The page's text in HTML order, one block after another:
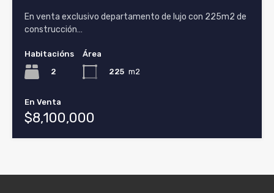
En venta exclusivo departamento de lujo con 225m2 de
construcción…
Habitacións
2
Área
225 m2
En Venta
$8,100,000